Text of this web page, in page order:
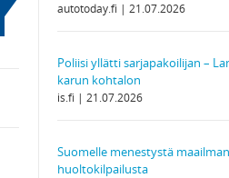
autotoday.fi 21.07.2026
Poliisi yllätti sarjapakoilijan –
karun kohtalon
is.fi 21.07.2026
Suomelle menestystä
huoltokilpailusta